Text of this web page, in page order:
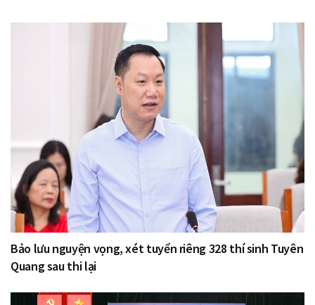
Bảo lưu nguyện vọng, xét tuyển riêng 328 thí sinh Tuyên
Quang sau thi lại